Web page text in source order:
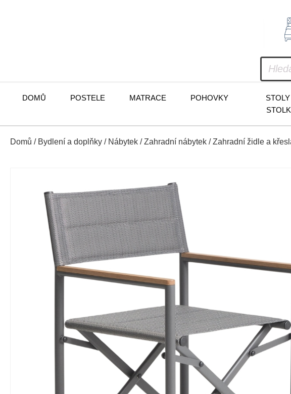
DOMŮ POSTELE MATRACE POHOVKY
STOLY
Domů / Bydlení a doplňky / Nábytek /Zahradní nábytek /Zahradní židle a